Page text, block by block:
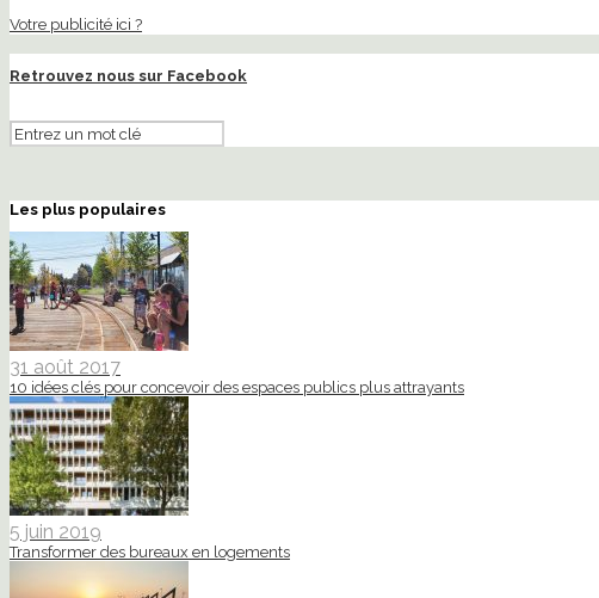
Votre publicité ici ?
Retrouvez nous sur Facebook
Les plus populaires
31 août 2017
10 idées clés pour concevoir des espaces publics plus attrayants
5 juin 2019
Transformer des bureaux en logements